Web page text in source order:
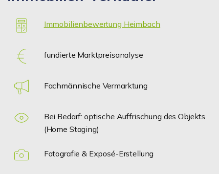
Immobilienbewertung Heimbach
fundierte Marktpreisanalyse
Fachmännische Vermarktung
Bei Bedarf: optische Auffrischung des Objekts
(Home Staging)
Fotografie & Exposé-Erstellung